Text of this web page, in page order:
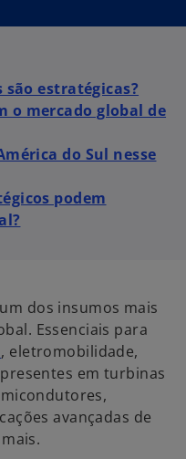
a
g
u
i
estratégicas?
o mercado global de
do Sul nesse
podem
dos insumos mais
Essenciais para
, eletromobilidade,
em turbinas
avançadas de